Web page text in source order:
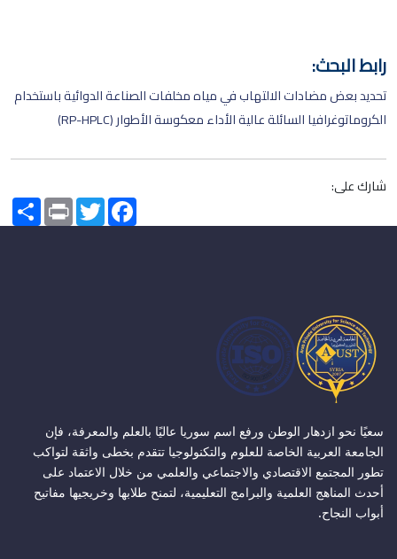
رابط البحث:
تحديد بعض مضادات الالتهاب في مياه مخلفات الصناعة الدوائية باستخدام
الكروماتوغرافيا السائلة عالية الأداء معكوسة الأطوار (RP-HPLC)
شارك على:
Share PrintTwitterFacebook
سعيًا نحو ازدهار الوطن ورفع اسم سوريا عاليًا بالعلم والمعرفة، فإن
الجامعة العربية الخاصة للعلوم والتكنولوجيا تتقدم بخطى واثقة لتواكب
تطور المجتمع الاقتصادي والاجتماعي والعلمي من خلال الاعتماد على
أحدث المناهج العلمية والبرامج التعليمية، لتمنح طلابها وخريجيها مفاتيح
أبواب النجاح.